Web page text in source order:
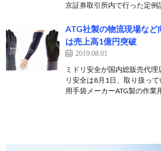
京証券取引所内で行った定
ATG社製の物流現場な
は売上高1億円突破
2019.08.01
ミドリ安全が国内総販売代
リ安全は8月1日、取り扱っ
用手袋メーカーATG製の作業